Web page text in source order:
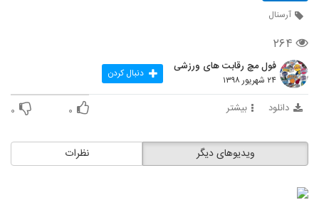
آرسنال
۲۶۴
فول مچ رقابت های ورزشی
۲۴ شهریور ۱۳۹۸ دنبال کردن
دانلود بیشتر ۰ ۰
نظرات ویدیوهای دیگر